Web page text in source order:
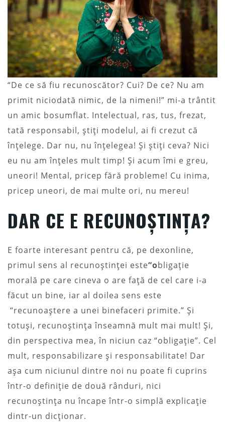
“De ce să fiu recunoscător? Cui? De ce? Nu am
primit niciodată nimic, de la nimeni!” mi-a trântit
un amic bosumflat. Intelectual, ras, tus, frezat,
tată responsabil, știți modelul, ai fi crezut că
înțelege. Dar nu, nu înțelegea! Și știți ceva? Nici
eu nu am înțeles mult timp! Și acum îmi e greu,
uneori! Mental, pricep fără probleme! Cu inima,
pricep uneori, de mai multe ori, nu mereu!
DAR CE E RECUNOȘTINȚA?
E foarte interesant pentru că, pe dexonline,
primul sens al recunoștinței este“obligație
morală pe care cineva o are față de cel care i-a
făcut un bine, iar al doilea sens este
“recunoaștere a unei binefaceri primite.” Și
totuși, recunoștința înseamnă mult mai mult! Și,
din perspectiva mea, în niciun caz “obligație”. Cel
mult, responsabilizare și responsabilitate! Dar
așa cum niciunul dintre noi nu poate fi cuprins
într-o definiție de două rânduri, nici
recunoștința nu încape într-o simplă explicație
dintr-un dicționar.